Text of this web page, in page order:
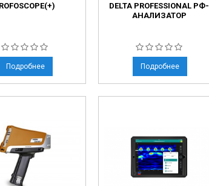
Подробнее
DELTA PROFESSIONAL РФ-
АНАЛИЗАТОР
Подробнее